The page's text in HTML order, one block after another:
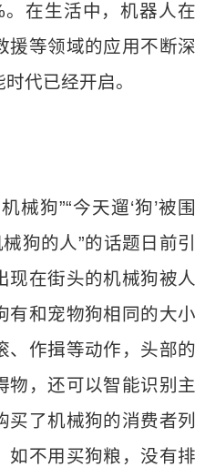
在生活中，机器人在
援等领域的应用不断深
代已经开启。
械狗”“今天遛‘狗’被围
狗的人”的话题日前引
现在街头的机械狗被人
有和宠物狗相同的大小
、作揖等动作，头部的
物，还可以智能识别主
买了机械狗的消费者列
如不用买狗粮，没有排